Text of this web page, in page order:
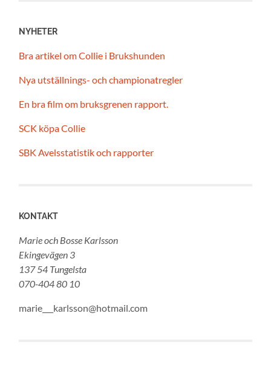
NYHETER
Bra artikel om Collie i Brukshunden
Nya utställnings- och championatregler
En bra film om bruksgrenen rapport.
SCK köpa Collie
SBK Avelsstatistik och rapporter
KONTAKT
Marie och Bosse Karlsson
Ekingevägen 3
137 54 Tungelsta
070-404 80 10
marie___karlsson@hotmail.com